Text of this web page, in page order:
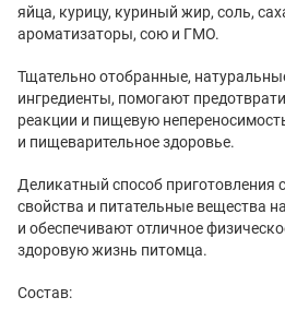
яйца, курицу, куриный жир, соль,
ароматизаторы, сою и ГМО.
Тщательно отобранные,
ингредиенты, помогают
реакции и пищевую
и пищеварительное здоровье.
Деликатный способ приготовления
свойства и питательные вещества
и обеспечивают отличное
здоровую жизнь питомца.
Состав: